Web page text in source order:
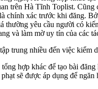
trên Hà Tĩnh Toplist.
chính xác trước khi đăng.
yêu cầu người có
và làm mờ uy tín của các
trung nhiều đến việc kiểm
hợp khác để tạo bài
sẽ được áp dụng để